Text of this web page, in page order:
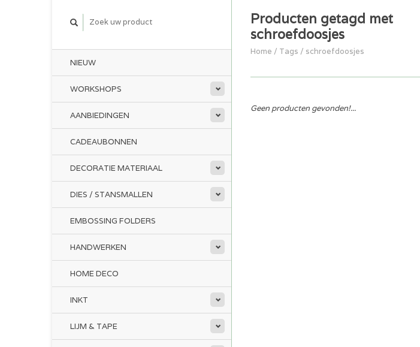
NIEUW
WORKSHOPS
AANBIEDINGEN
CADEAUBONNEN
DECORATIE MATERIAAL
DIES / STANSMALLEN
EMBOSSING FOLDERS
HANDWERKEN
HOME DECO
INKT
LIJM & TAPE
Producten getagd met
schroefdoosjes
Home / Tags / schroefdoosjes
Geen producten gevonden!...